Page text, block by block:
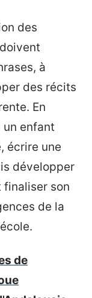
des
à
des récits
En
un enfant
écrire une
développer
finaliser son
de la
de